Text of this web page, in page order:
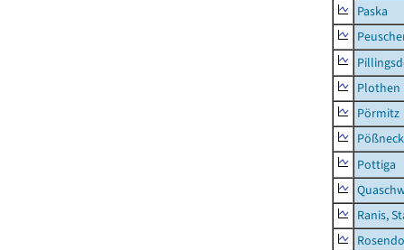
Paska
Plothen
Pörmitz
Pottiga
Ranis,